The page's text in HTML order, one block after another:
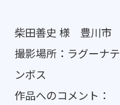
柴田善史 様 豊川市
撮影場所：ラグーナテ
ンボス
作品へのコメント：